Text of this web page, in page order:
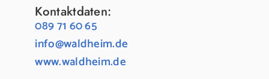
Kontaktdaten:
089 71 60 65
info@waldheim.de
www.waldheim.de